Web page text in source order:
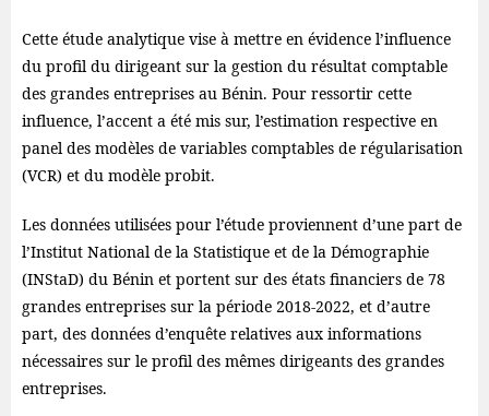
Cette étude analytique vise à mettre en évidence l’influence
du profil du dirigeant sur la gestion du résultat comptable
des grandes entreprises au Bénin. Pour ressortir cette
influence, l’accent a été mis sur, l’estimation respective en
panel des modèles de variables comptables de régularisation
(VCR) et du modèle probit.
Les données utilisées pour l’étude proviennent d’une part de
l’Institut National de la Statistique et de la Démographie
(INStaD) du Bénin et portent sur des états financiers de 78
grandes entreprises sur la période 2018-2022, et d’autre
part, des données d’enquête relatives aux informations
nécessaires sur le profil des mêmes dirigeants des grandes
entreprises.